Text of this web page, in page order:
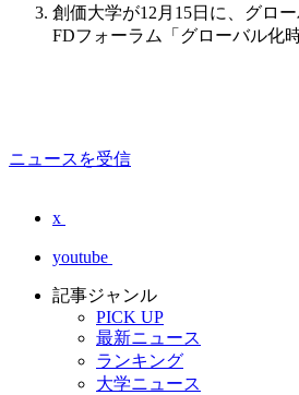
創価大学が12月15日に、グロ
FDフォーラム「グローバル化
ニュースを受信
x
youtube
記事ジャンル
PICK UP
最新ニュース
ランキング
大学ニュース